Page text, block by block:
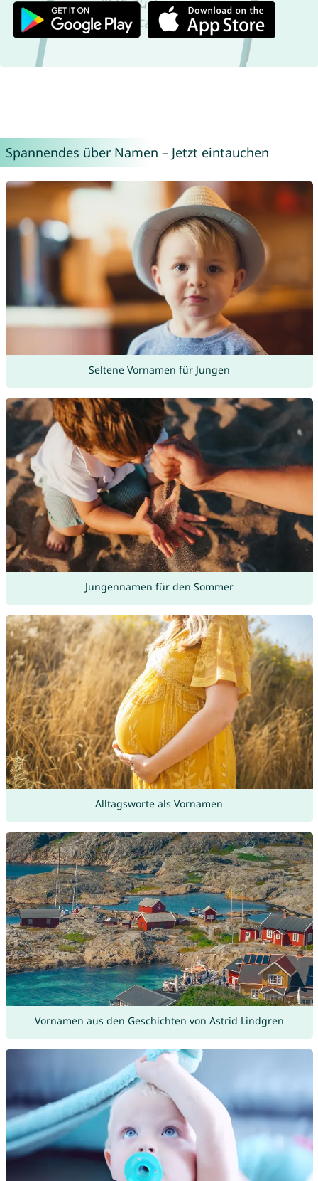
Spannendes über Namen – Jetzt eintauchen
Seltene Vornamen für Jungen
Jungennamen für den Sommer
Alltagsworte als Vornamen
Vornamen aus den Geschichten von Astrid Lindgren